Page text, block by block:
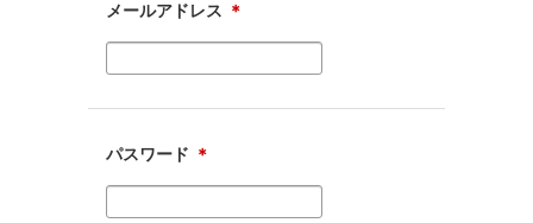
メールアドレス ＊
パスワード ＊